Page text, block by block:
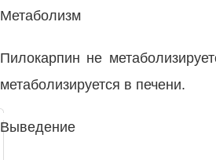
Метаболизм
Пилокарпин не
метаболизируется в печени.
Выведение